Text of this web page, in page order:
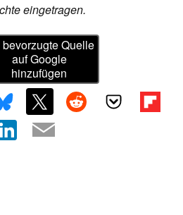
eingetragen.
Quelle
auf Google
hinzufügen